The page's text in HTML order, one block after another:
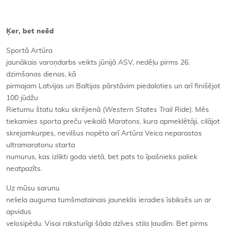
Ķer, bet neēd
Sportā Artūra
jaunākais varoņdarbs veikts jūnijā ASV, nedēļu pirms 26.
dzimšanas dienas, kā
pirmajam Latvijas un Baltijas pārstāvim piedaloties un arī finišējot
100 jūdžu
Rietumu štatu taku skrējienā (Western States Trail Ride). Mēs
tiekamies sporta preču veikalā Maratons, kura apmeklētāji, cilājot
skrejamkurpes, nevilšus nopēta arī Artūra Veica neparastos
ultramaratonu starta
numurus, kas izlikti goda vietā, bet pats to īpašnieks paliek
neatpazīts.
Uz mūsu sarunu
neliela auguma tumšmatainais jauneklis ieradies īsbiksēs un ar
apvidus
velosipēdu. Visai raksturīgi šāda dzīves stila ļaudīm. Bet pirms